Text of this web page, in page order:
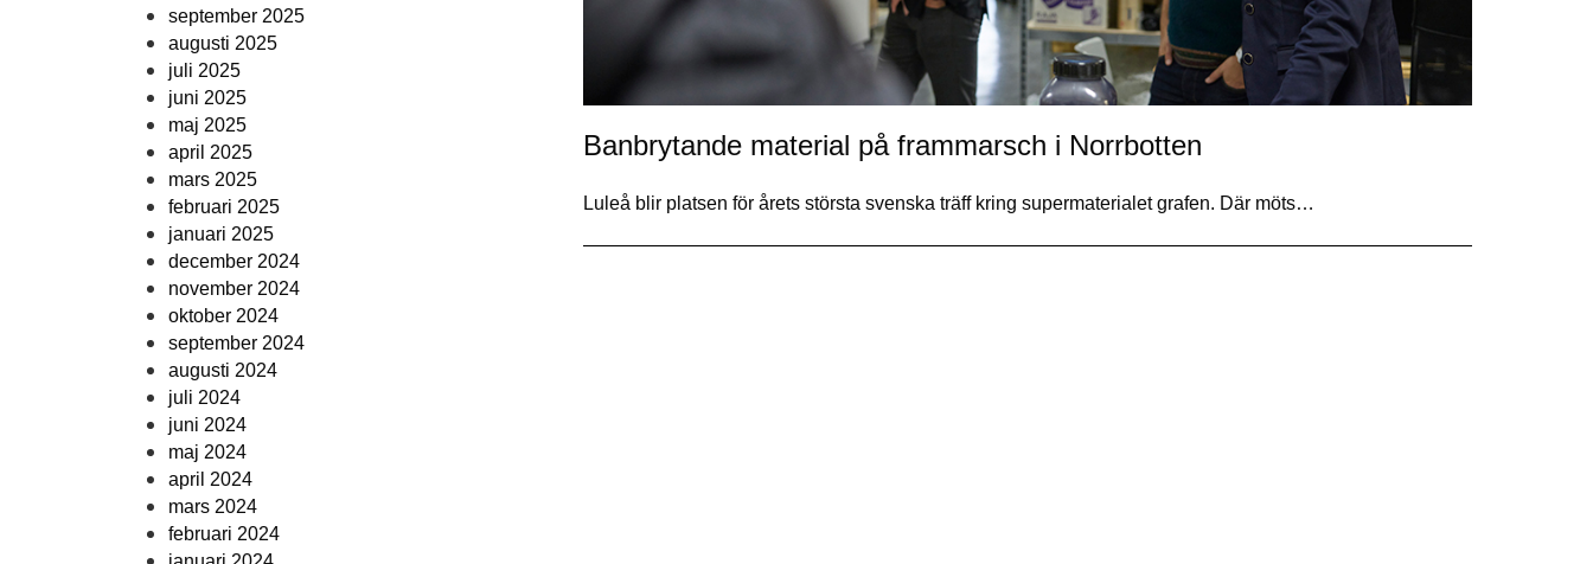
september 2025
augusti 2025
juli 2025
juni 2025
maj 2025
april 2025
mars 2025
februari 2025
januari 2025
december 2024
november 2024
oktober 2024
september 2024
augusti 2024
juli 2024
juni 2024
maj 2024
april 2024
mars 2024
februari 2024
Banbrytande material på frammarsch i Norrbotten
Luleå blir platsen för årets största svenska träff kring supermaterialet grafen. Där möts…